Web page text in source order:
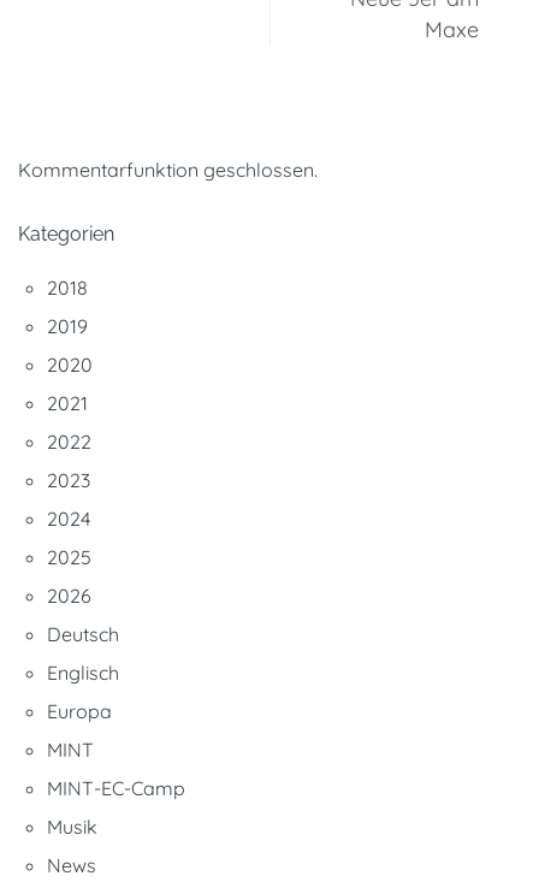
Maxe
Kommentarfunktion geschlossen.
Kategorien
2018
2019
2020
2021
2022
2023
2024
2025
2026
Deutsch
Englisch
Europa
MINT
MINT-EC-Camp
Musik
News